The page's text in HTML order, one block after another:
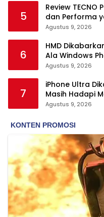
5
Review TECNO
dan Performa
Agustus 9, 2026
6
HMD
Ala Windows
Agustus 9, 2026
7
iPhone Ultra
Masih Hadapi
Agustus 9, 2026